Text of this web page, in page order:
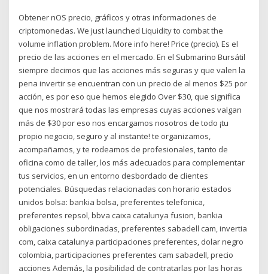
Obtener nOS precio, gráficos y otras informaciones de
criptomonedas. We just launched Liquidity to combat the
volume inflation problem. More info here! Price (precio). Es el
precio de las acciones en el mercado. En el Submarino Bursátil
siempre decimos que las acciones más seguras y que valen la
pena invertir se encuentran con un precio de al menos $25 por
acción, es por eso que hemos elegido Over $30, que significa
que nos mostrará todas las empresas cuyas acciones valgan
más de $30 por eso nos encargamos nosotros de todo ¡tu
propio negocio, seguro y al instante! te organizamos,
acompañamos, y te rodeamos de profesionales, tanto de
oficina como de taller, los más adecuados para complementar
tus servicios, en un entorno desbordado de clientes
potenciales. Búsquedas relacionadas con horario estados
unidos bolsa: bankia bolsa, preferentes telefonica,
preferentes repsol, bbva caixa catalunya fusion, bankia
obligaciones subordinadas, preferentes sabadell cam, invertia
com, caixa catalunya participaciones preferentes, dolar negro
colombia, participaciones preferentes cam sabadell, precio
acciones Además, la posibilidad de contratarlas por las horas